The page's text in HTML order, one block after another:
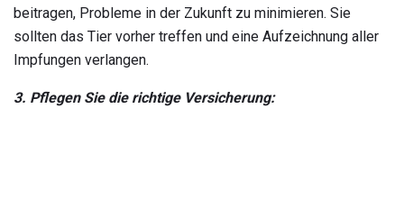
beitragen, Probleme in der Zukunft zu minimieren. Sie
sollten das Tier vorher treffen und eine Aufzeichnung aller
Impfungen verlangen.
3. Pflegen Sie die richtige Versicherung: